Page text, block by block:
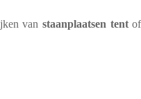
van staanplaatsen tentof